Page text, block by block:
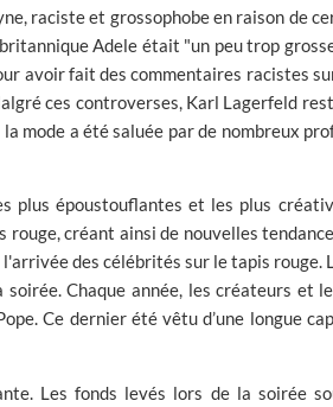
raciste et grossophobe en raison de
Adele était "un peu trop
avoir fait des commentaires racistes
ces controverses, Karl Lagerfeld
mode a été saluée par de nombreux
plus époustouflantes et les plus
créant ainsi de nouvelles
des célébrités sur le tapis rouge.
Chaque année, les créateurs et
Ce dernier été vêtu d’une longue
Les fonds levés lors de la soirée